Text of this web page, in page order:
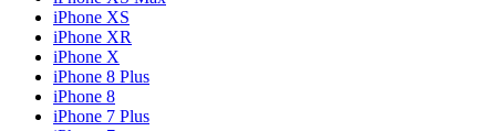
iPhone XS
iPhone XR
iPhone X
iPhone 8 Plus
iPhone 8
iPhone 7 Plus